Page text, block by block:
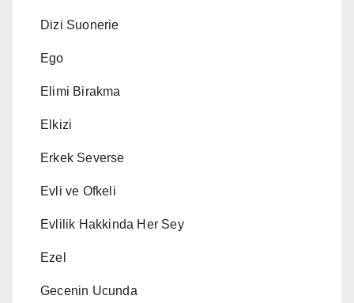
Dizi Suonerie
Ego
Elimi Birakma
Elkizi
Erkek Severse
Evli ve Ofkeli
Evlilik Hakkinda Her Sey
Ezel
Gecenin Ucunda